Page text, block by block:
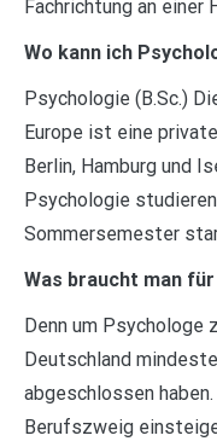
Fachrichtung an einer
Wo kann ich
Psychologie (B.Sc.)
Europe ist eine
Berlin, Hamburg und
Psychologie
Sommersemester
Was braucht man
Denn um Psychologe
Deutschland
abgeschlossen
Berufszweig